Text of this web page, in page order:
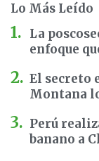
Lo Más Leído
La
enfoque
El secreto
Montana
Perú
banano a